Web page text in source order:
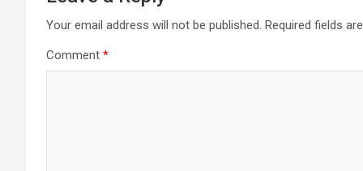
Your email address will not be published. Required fields
Comment *